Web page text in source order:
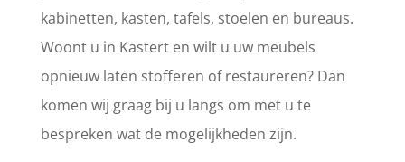
kabinetten, kasten, tafels, stoelen en bureaus.
Woont u in Kastert en wilt u uw meubels
opnieuw laten stofferen of restaureren? Dan
komen wij graag bij u langs om met u te
bespreken wat de mogelijkheden zijn.